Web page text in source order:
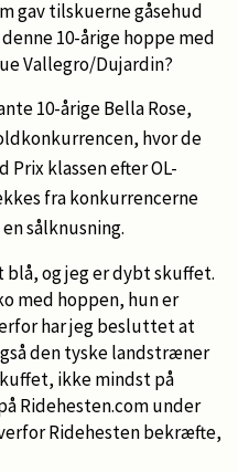
gav tilskuerne gåsehud
10-årige hoppe med
Vallegro/Dujardin?
10-årige Bella Rose,
hvor de
Prix klassen efter OL-
fra konkurrencerne
sålknusning.
blå, og jeg er dybt skuffet.
med hoppen, hun er
har jeg besluttet at
den tyske landstræner
ikke mindst på
Ridehesten.com under
Ridehesten bekræfte,